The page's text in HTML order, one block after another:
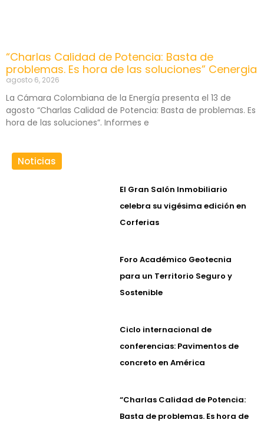
“Charlas Calidad de Potencia: Basta de
problemas. Es hora de las soluciones” Cenergia
agosto 6, 2026
La Cámara Colombiana de la Energía presenta el 13 de
agosto “Charlas Calidad de Potencia: Basta de problemas. Es
hora de las soluciones”. Informes e
Noticias
El Gran Salón Inmobiliario
celebra su vigésima edición en
Corferias
Foro Académico Geotecnia
para un Territorio Seguro y
Sostenible
Ciclo internacional de
conferencias: Pavimentos de
concreto en América
“Charlas Calidad de Potencia:
Basta de problemas. Es hora de